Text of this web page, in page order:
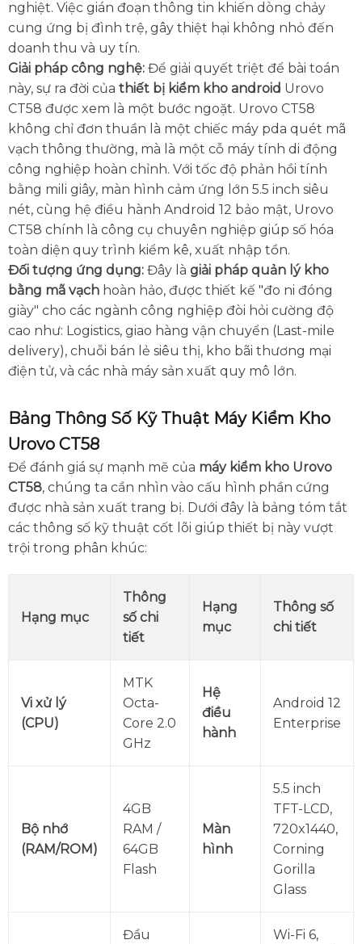
nghiệt. Việc gián đoạn thông tin khiến dòng chảy
cung ứng bị đình trệ, gây thiệt hại không nhỏ đến
doanh thu và uy tín.
Giải pháp công nghệ: Để giải quyết triệt để bài toán
này, sự ra đời của thiết bị kiểm kho android Urovo
CT58 được xem là một bước ngoặt. Urovo CT58
không chỉ đơn thuần là một chiếc máy pda quét mã
vạch thông thường, mà là một cỗ máy tính di động
công nghiệp hoàn chỉnh. Với tốc độ phản hồi tính
bằng mili giây, màn hình cảm ứng lớn 5.5 inch siêu
nét, cùng hệ điều hành Android 12 bảo mật, Urovo
CT58 chính là công cụ chuyên nghiệp giúp số hóa
toàn diện quy trình kiểm kê, xuất nhập tồn.
Đối tượng ứng dụng: Đây là giải pháp quản lý kho
bằng mã vạch hoàn hảo, được thiết kế "đo ni đóng
giày" cho các ngành công nghiệp đòi hỏi cường độ
cao như: Logistics, giao hàng vận chuyển (Last-mile
delivery), chuỗi bán lẻ siêu thị, kho bãi thương mại
điện tử, và các nhà máy sản xuất quy mô lớn.
Bảng Thông Số Kỹ Thuật Máy Kiểm Kho
Urovo CT58
Để đánh giá sự mạnh mẽ của máy kiểm kho Urovo
CT58, chúng ta cần nhìn vào cấu hình phần cứng
được nhà sản xuất trang bị. Dưới đây là bảng tóm tắt
các thông số kỹ thuật cốt lõi giúp thiết bị này vượt
trội trong phân khúc:
Hạng mục
Thông
số chi
tiết
Hạng
mục
Thông số
chi tiết
Vi xử lý
(CPU)
MTK
Octa-
Core 2.0
GHz
Hệ
điều
hành
Android 12
Enterprise
Bộ nhớ
(RAM/ROM)
4GB
RAM /
64GB
Flash
Màn
hình
5.5 inch
TFT-LCD,
720x1440,
Corning
Gorilla
Glass
Đầu
Wi-Fi 6,